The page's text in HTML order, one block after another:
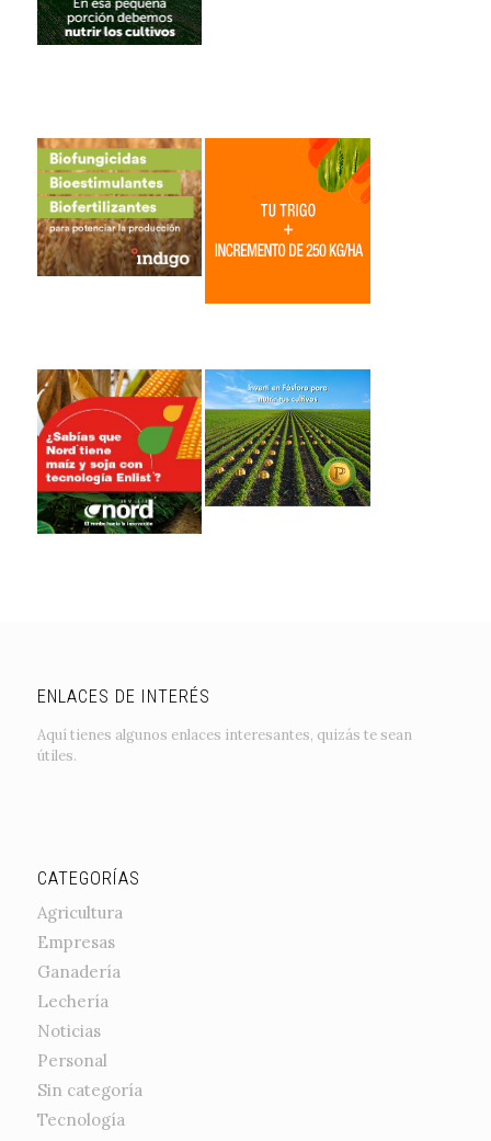
ENLACES DE INTERÉS
Aquí tienes algunos enlaces interesantes, quizás te sean
útiles.
CATEGORÍAS
Agricultura
Empresas
Ganadería
Lechería
Noticias
Personal
Sin categoría
Tecnología